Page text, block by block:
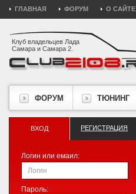
ГЛАВНАЯ ФОРУМ О САЙТЕ
Клуб владельцев Лада
Самара и Самара 2.
ФОРУМ ТЮНИНГ
ВХОД РЕГИСТРАЦИЯ
Логин или емаил:
Пароль: